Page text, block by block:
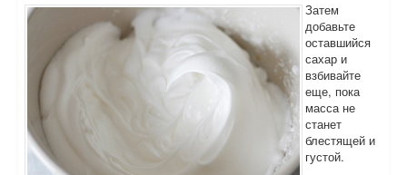
Затем
добавьте
оставшийся
сахар и
взбивайте
еще, пока
масса не
станет
блестящей и
густой.